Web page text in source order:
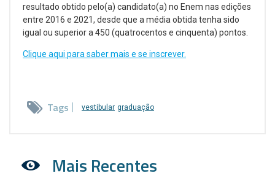
resultado obtido pelo(a) candidato(a) no Enem nas edições
entre 2016 e 2021, desde que a média obtida tenha sido
igual ou superior a 450 (quatrocentos e cinquenta) pontos.
Clique aqui para saber mais e se inscrever.
Tags vestibular graduação
Mais Recentes